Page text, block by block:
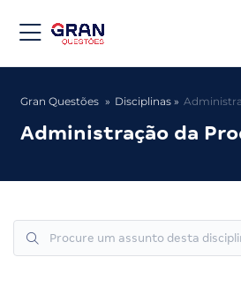
Gran Questões Disciplinas
Administração da